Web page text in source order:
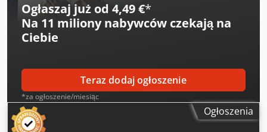
Ogłaszaj już od 4,49 €*
Na 11 miliony nabywców czekają na
Ciebie
Teraz dodaj ogłoszenie
*za ogłoszenie/miesiąc
Ogłoszenia